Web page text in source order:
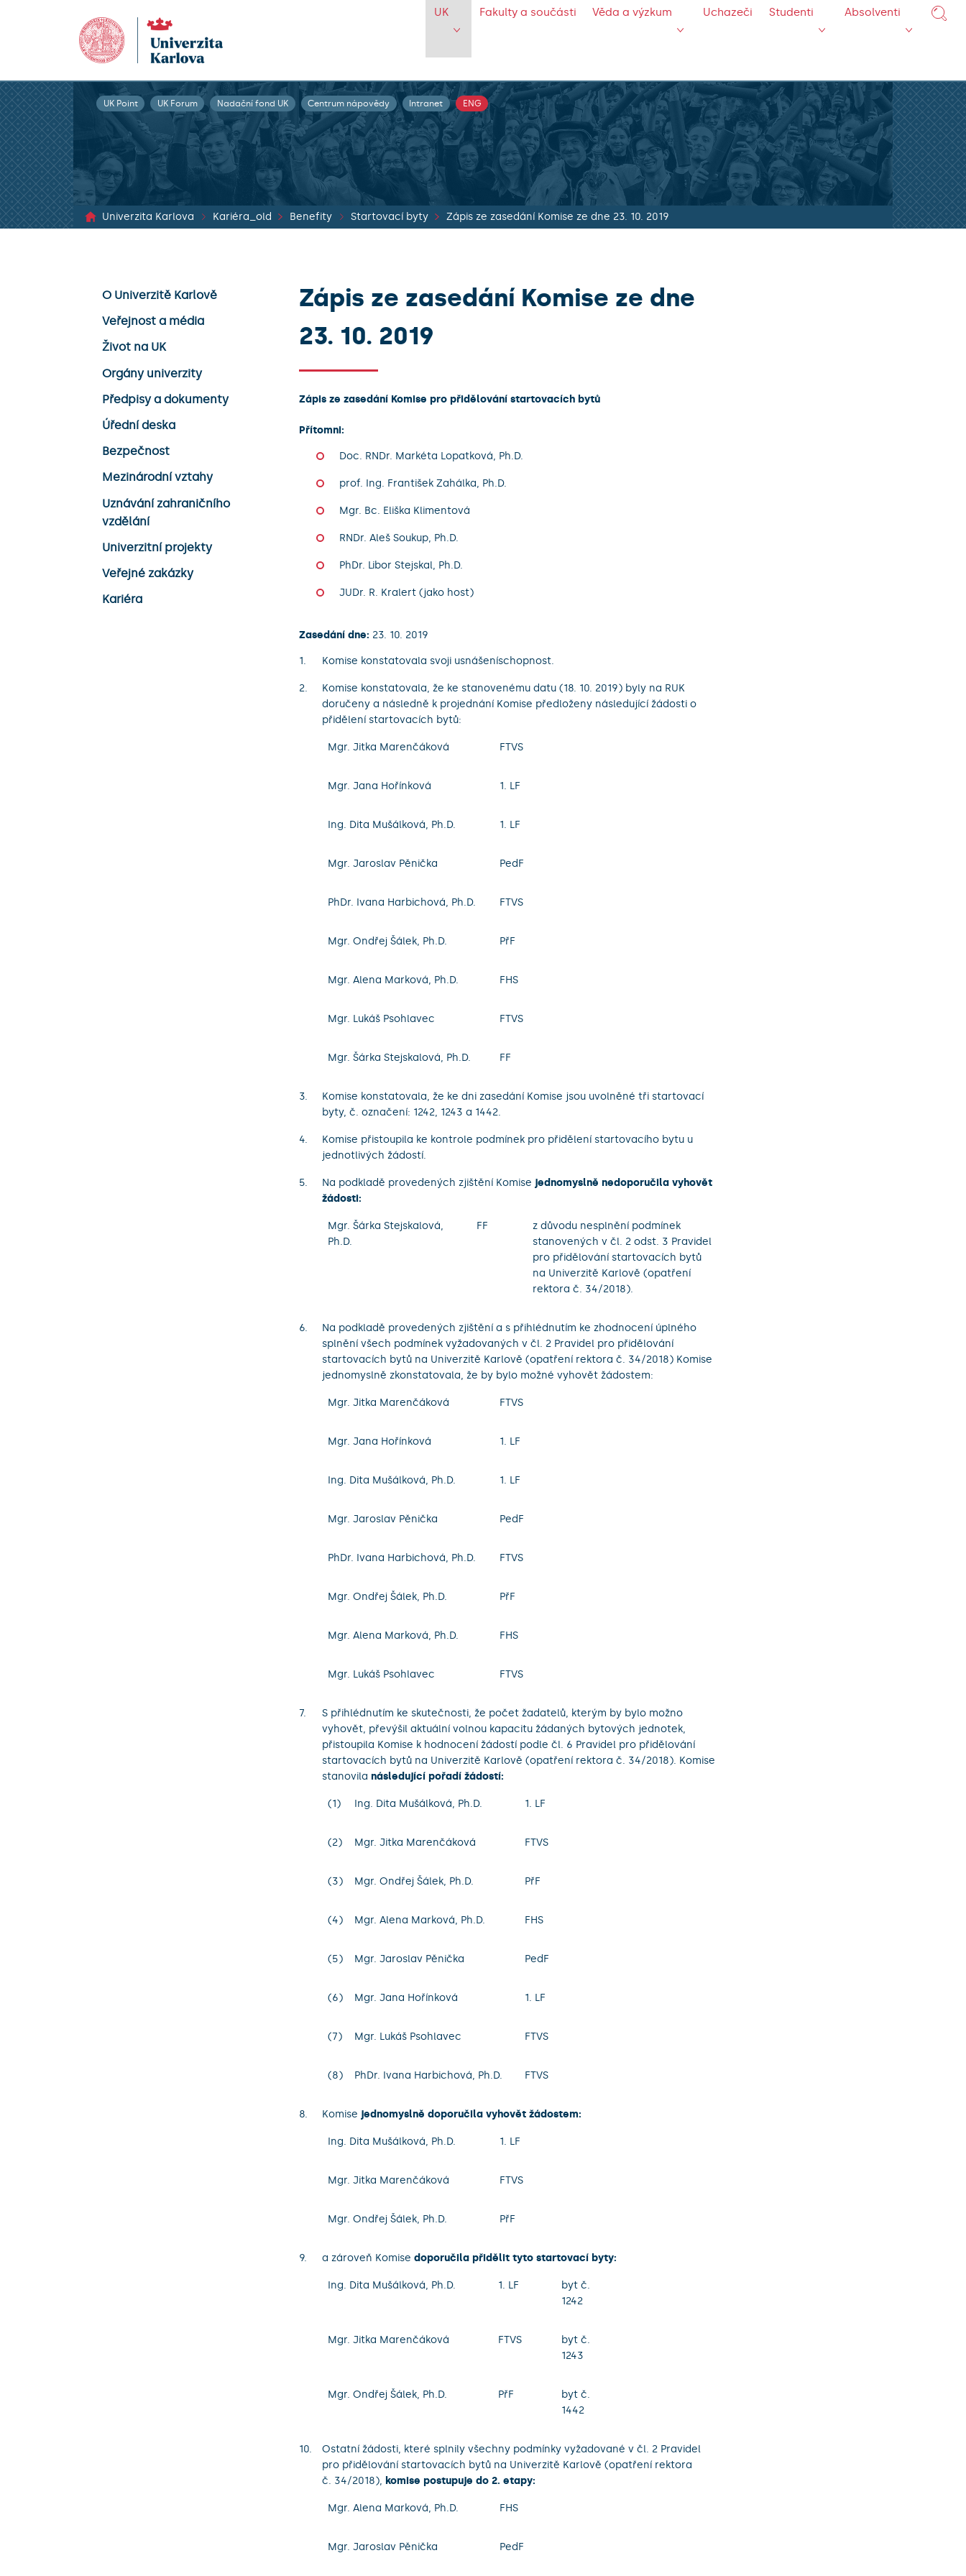
UK Fakulty a součásti Věda a výzkum Uchazeči Studenti Absolventi
UK Point UK Forum Nadační fond UK Centrum nápovědy Intranet ENG
Univerzita Karlova Kariéra_old Benefity Startovací byty Zápis ze zasedání Komise ze dne 23. 10. 2019
O Univerzitě Karlově
Veřejnost a média
Život na UK
Orgány univerzity
Předpisy a dokumenty
Úřední deska
Bezpečnost
Mezinárodní vztahy
Uznávání zahraničního
vzdělání
Univerzitní projekty
Veřejné zakázky
Kariéra
Zápis ze zasedání Komise ze dne
23. 10. 2019
Zápis ze zasedání Komise pro přidělování startovacích bytů
Přítomni:
Doc. RNDr. Markéta Lopatková, Ph.D.
prof. Ing. František Zahálka, Ph.D.
Mgr. Bc. Eliška Klimentová
RNDr. Aleš Soukup, Ph.D.
PhDr. Libor Stejskal, Ph.D.
JUDr. R. Kralert (jako host)
Zasedání dne: 23. 10. 2019
Komise konstatovala svoji usnášeníschopnost.
Komise konstatovala, že ke stanovenému datu (18. 10. 2019) byly na RUK
doručeny a následně k projednání Komise předloženy následující žádosti o
přidělení startovacích bytů:
Mgr. Jitka Marenčáková FTVS
Mgr. Jana Hořínková 1. LF
Ing. Dita Mušálková, Ph.D. 1. LF
Mgr. Jaroslav Pěnička PedF
PhDr. Ivana Harbichová, Ph.D. FTVS
Mgr. Ondřej Šálek, Ph.D. PřF
Mgr. Alena Marková, Ph.D. FHS
Mgr. Lukáš Psohlavec FTVS
Mgr. Šárka Stejskalová, Ph.D. FF
Komise konstatovala, že ke dni zasedání Komise jsou uvolněné tři startovací
byty, č. označení: 1242, 1243 a 1442.
Komise přistoupila ke kontrole podmínek pro přidělení startovacího bytu u
jednotlivých žádostí.
Na podkladě provedených zjištění Komise jednomyslně nedoporučila vyhovět
žádosti:
Mgr. Šárka Stejskalová,
Ph.D.
FF
z důvodu nesplnění podmínek
stanovených v čl. 2 odst. 3 Pravidel
pro přidělování startovacích bytů
na Univerzitě Karlově (opatření
rektora č. 34/2018).
Na podkladě provedených zjištění a s přihlédnutím ke zhodnocení úplného
splnění všech podmínek vyžadovaných v čl. 2 Pravidel pro přidělování
startovacích bytů na Univerzitě Karlově (opatření rektora č. 34/2018) Komise
jednomyslně zkonstatovala, že by bylo možné vyhovět žádostem:
Mgr. Jitka Marenčáková FTVS
Mgr. Jana Hořínková 1. LF
Ing. Dita Mušálková, Ph.D. 1. LF
Mgr. Jaroslav Pěnička PedF
PhDr. Ivana Harbichová, Ph.D. FTVS
Mgr. Ondřej Šálek, Ph.D. PřF
Mgr. Alena Marková, Ph.D. FHS
Mgr. Lukáš Psohlavec FTVS
S přihlédnutím ke skutečnosti, že počet žadatelů, kterým by bylo možno
vyhovět, převýšil aktuální volnou kapacitu žádaných bytových jednotek,
přistoupila Komise k hodnocení žádostí podle čl. 6 Pravidel pro přidělování
startovacích bytů na Univerzitě Karlově (opatření rektora č. 34/2018). Komise
stanovila následující pořadí žádostí:
(1) Ing. Dita Mušálková, Ph.D. 1. LF
(2) Mgr. Jitka Marenčáková FTVS
(3) Mgr. Ondřej Šálek, Ph.D. PřF
(4) Mgr. Alena Marková, Ph.D. FHS
(5) Mgr. Jaroslav Pěnička PedF
(6) Mgr. Jana Hořínková 1. LF
(7) Mgr. Lukáš Psohlavec FTVS
(8) PhDr. Ivana Harbichová, Ph.D. FTVS
Komise jednomyslně doporučila vyhovět žádostem:
Ing. Dita Mušálková, Ph.D. 1. LF
Mgr. Jitka Marenčáková FTVS
Mgr. Ondřej Šálek, Ph.D. PřF
a zároveň Komise doporučila přidělit tyto startovací byty:
Ing. Dita Mušálková, Ph.D. 1. LF
byt č.
1242
Mgr. Jitka Marenčáková FTVS
byt č.
1243
Mgr. Ondřej Šálek, Ph.D. PřF
byt č.
1442
Ostatní žádosti, které splnily všechny podmínky vyžadované v čl. 2 Pravidel
pro přidělování startovacích bytů na Univerzitě Karlově (opatření rektora
č. 34/2018), komise postupuje do 2. etapy:
Mgr. Alena Marková, Ph.D. FHS
Mgr. Jaroslav Pěnička PedF